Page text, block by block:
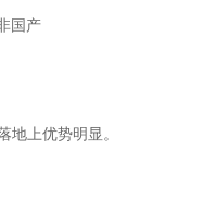
国产
地上优势明显。